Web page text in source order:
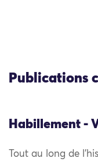
Publications
Habillement -
Tout au long de